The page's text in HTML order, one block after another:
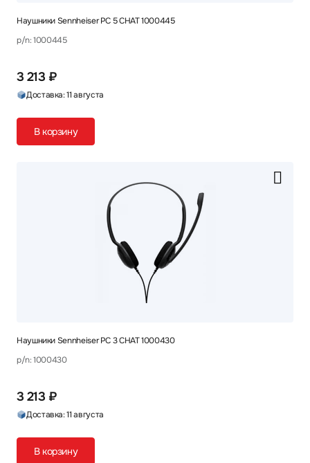
Наушники Sennheiser PC 5 CHAT 1000445
p/n: 1000445
3 213 ₽
Доставка: 11 августа
В корзину
Наушники Sennheiser PC 3 CHAT 1000430
p/n: 1000430
3 213 ₽
Доставка: 11 августа
В корзину